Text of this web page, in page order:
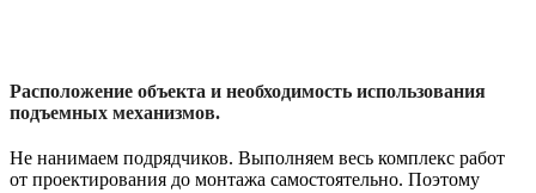
Расположение объекта и необходимость использования
подъемных механизмов.
Не нанимаем подрядчиков. Выполняем весь комплекс работ
от проектирования до монтажа самостоятельно. Поэтому